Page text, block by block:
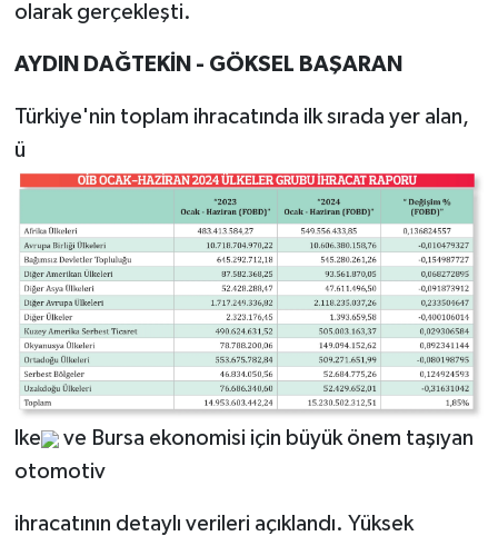
olarak gerçekleşti.
AYDIN DAĞTEKİN - GÖKSEL BAŞARAN
Türkiye'nin toplam ihracatında ilk sırada yer alan,
ü
lke
ve Bursa ekonomisi için büyük önem taşıyan
otomotiv
ihracatının detaylı verileri açıklandı. Yüksek